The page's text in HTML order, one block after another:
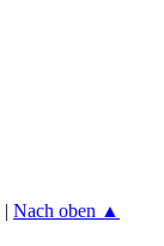
| Nach oben ▲